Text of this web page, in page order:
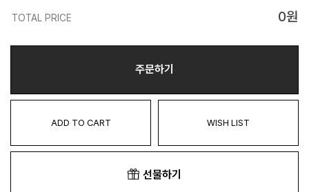
TOTAL PRICE 0원
주문하기
ADD TO CART WISH LIST
선물하기